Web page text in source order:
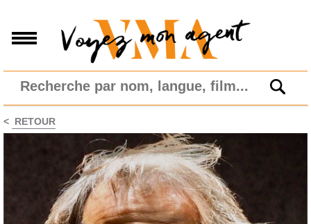
< RETOUR